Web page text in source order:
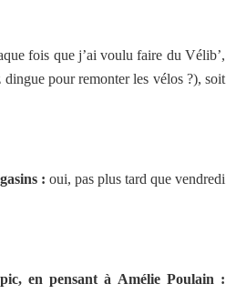
fois que j’ai voulu faire du Vélib’,
pour remonter les vélos ?), soit
: oui, pas plus tard que vendredi
en pensant à Amélie Poulain :